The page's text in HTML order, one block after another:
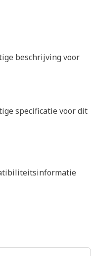
beschrijving voor
specificatie voor dit